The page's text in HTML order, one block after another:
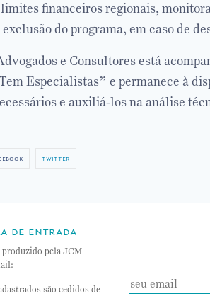
financeiros regionais,
do programa, em caso de
e Consultores está
Especialistas” e permanece à
e auxiliá-los na análise
twitter
de entrada
produzido pela JCM
são cedidos de